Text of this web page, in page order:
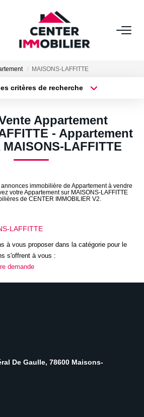
ACHETER
Financières
LOUER
Nos Biens
AGENCE
MAISONS-LAFFITTE
critères de recherche
Surface min
Appartement
- Appartement
LAFFITTE
immobilière de Appartement à vendre
votre Appartement sur MAISONS-LAFFITTE
de CENTER IMMOBILIER V2.
LAFFITTE
à vous proposer dans la catégorie pour le
s'offrent à vous :
demande
De Gaulle, 78600 Maisons-